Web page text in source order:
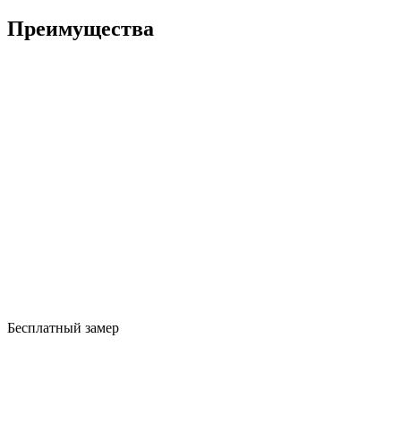
Преимущества
Бесплатный замер